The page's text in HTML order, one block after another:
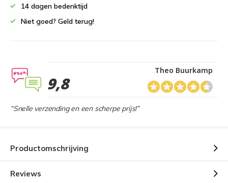
14 dagen bedenktijd
Niet goed? Geld terug!
9,8
Theo Buurkamp
“Snelle verzending en een scherpe prijs!”
Productomschrijving
Reviews